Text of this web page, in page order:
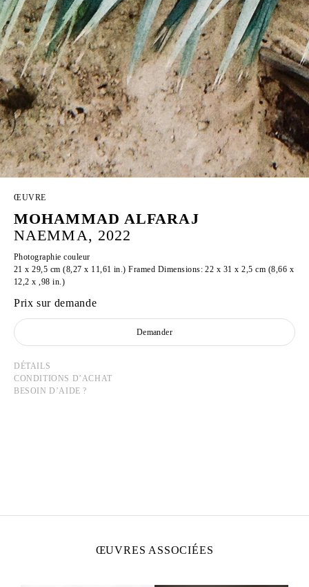
ŒUVRE
MOHAMMAD ALFARAJ
NAEMMA, 2022
Photographie couleur
21 x 29,5 cm (8,27 x 11,61 in.) Framed Dimensions: 22 x 31 x 2,5 cm (8,66 x
12,2 x ,98 in.)
Prix sur demande
Demander
DÉTAILS
CONDITIONS D’ACHAT
BESOIN D’AIDE ?
ŒUVRES ASSOCIÉES